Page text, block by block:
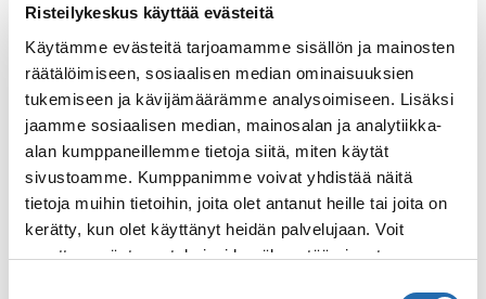
Risteilykeskus käyttää evästeitä
Käytämme evästeitä tarjoamamme sisällön ja mainosten
räätälöimiseen, sosiaalisen median ominaisuuksien
tukemiseen ja kävijämäärämme analysoimiseen. Lisäksi
jaamme sosiaalisen median, mainosalan ja analytiikka-
alan kumppaneillemme tietoja siitä, miten käytät
sivustoamme. Kumppanimme voivat yhdistää näitä
tietoja muihin tietoihin, joita olet antanut heille tai joita on
kerätty, kun olet käyttänyt heidän palvelujaan. Voit
muuttaa evästeasetuksiesi hyväksyntää sivuston
ennen varausmaksun maksamista, alennamme
risteilyvarauksesi hinnan vastaamaan toista
tarjousta – edellyttäen, että se täyttää
hintatakuun ehdot.
Hintatakuun säännöt
Miten hintatakuu on voimassa?